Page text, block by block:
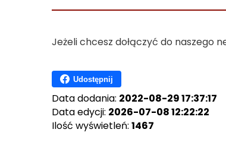
Jeżeli chcesz dołączyć do naszego
Udostępnij
Data dodania: 2022-08-29 17:37:17
Data edycji: 2026-07-08 12:22:22
Ilość wyświetleń: 1467